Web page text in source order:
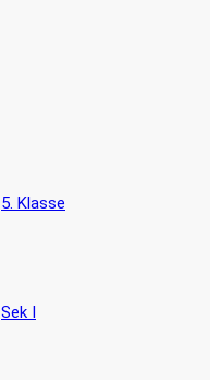
5. Klasse
Sek I